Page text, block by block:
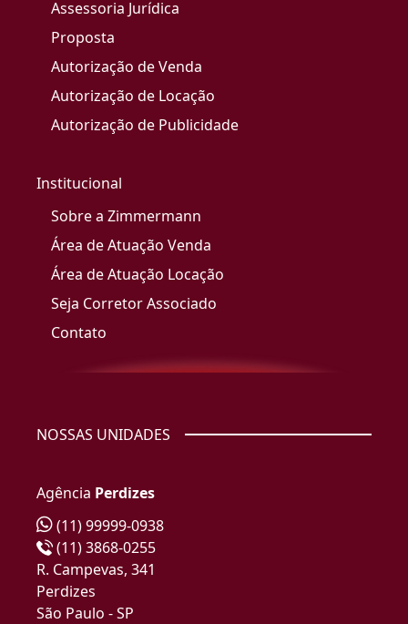
Assessoria Jurídica
Proposta
Autorização de Venda
Autorização de Locação
Autorização de Publicidade
Institucional
Sobre a Zimmermann
Área de Atuação Venda
Área de Atuação Locação
Seja Corretor Associado
Contato
NOSSAS UNIDADES
Agência Perdizes
(11) 99999-0938
(11) 3868-0255
R. Campevas, 341
Perdizes
São Paulo - SP